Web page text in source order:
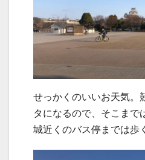
せっかくのいいお天気。
タになるので、そこまで
城近くのバス停までは歩